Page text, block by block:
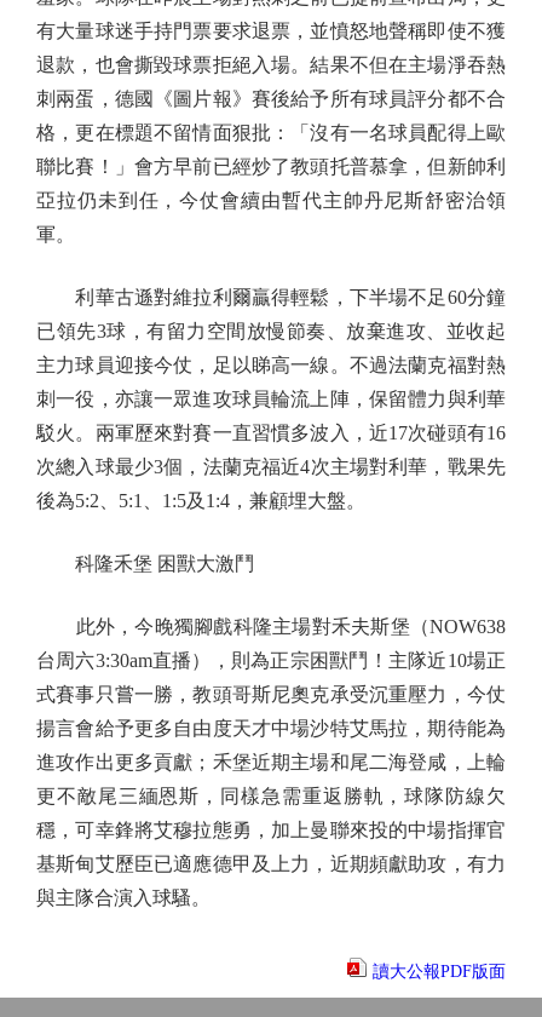
有大量球迷手持門票要求退票，並憤怒地聲稱即使不獲
退款，也會撕毀球票拒絕入場。結果不但在主場淨吞熱
刺兩蛋，德國《圖片報》賽後給予所有球員評分都不合
格，更在標題不留情面狠批：「沒有一名球員配得上歐
聯比賽！」會方早前已經炒了教頭托普慕拿，但新帥利
亞拉仍未到任，今仗會續由暫代主帥丹尼斯舒密治領
軍。
利華古遜對維拉利爾贏得輕鬆，下半場不足60分鐘
已領先3球，有留力空間放慢節奏、放棄進攻、並收起
主力球員迎接今仗，足以睇高一線。不過法蘭克福對熱
刺一役，亦讓一眾進攻球員輪流上陣，保留體力與利華
駁火。兩軍歷來對賽一直習慣多波入，近17次碰頭有16
次總入球最少3個，法蘭克福近4次主場對利華，戰果先
後為5:2、5:1、1:5及1:4，兼顧埋大盤。
科隆禾堡 困獸大激鬥
此外，今晚獨腳戲科隆主場對禾夫斯堡（NOW638
台周六3:30am直播），則為正宗困獸鬥！主隊近10場正
式賽事只嘗一勝，教頭哥斯尼奧克承受沉重壓力，今仗
揚言會給予更多自由度天才中場沙特艾馬拉，期待能為
進攻作出更多貢獻；禾堡近期主場和尾二海登咸，上輪
更不敵尾三緬恩斯，同樣急需重返勝軌，球隊防線欠
穩，可幸鋒將艾穆拉態勇，加上曼聯來投的中場指揮官
基斯甸艾歷臣已適應德甲及上力，近期頻獻助攻，有力
與主隊合演入球騷。
讀大公報PDF版面